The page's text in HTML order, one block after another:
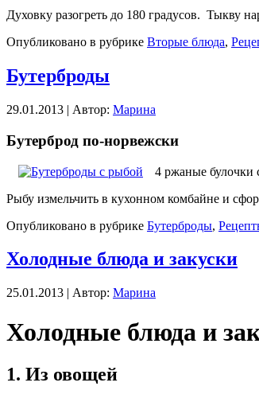
Духовку разогреть до 180 градусов. Тыкву
Опубликовано в рубрике Вторые блюда,
Бутерброды
29.01.2013 | Автор: Марина
Бутерброд по-норвежски
4 ржаные булочки
Рыбу измельчить в кухонном комбайне и
Опубликовано в рубрике Бутерброды,
Холодные блюда и закуски
25.01.2013 | Автор: Марина
Холодные блюда и
1. Из овощей